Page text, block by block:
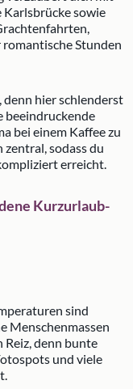
sowie
Stunden
hier schlenderst
beeindruckende
bei einem Kaffee zu
sodass du
erreicht.
Kurzurlaub-
sind
Menschenmassen
Reiz, denn bunte
und viele